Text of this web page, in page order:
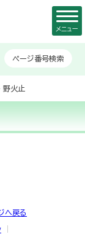
ページ番号検索
メニュー
野火止
へ戻る